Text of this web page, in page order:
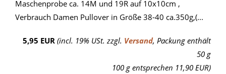
Maschenprobe ca. 14M und 19R auf 10x10cm ,
Verbrauch Damen Pullover in Größe 38-40 ca.350g,(...
5,95 EUR (incl. 19% USt. zzgl. Versand, Packung enthält
50 g
100 g entsprechen 11,90 EUR)